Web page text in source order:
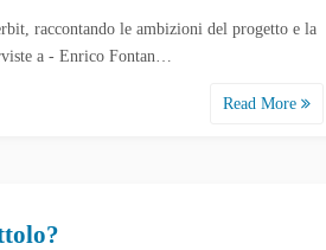
raccontando le ambizioni del progetto e la
a - Enrico Fontan…
Read More